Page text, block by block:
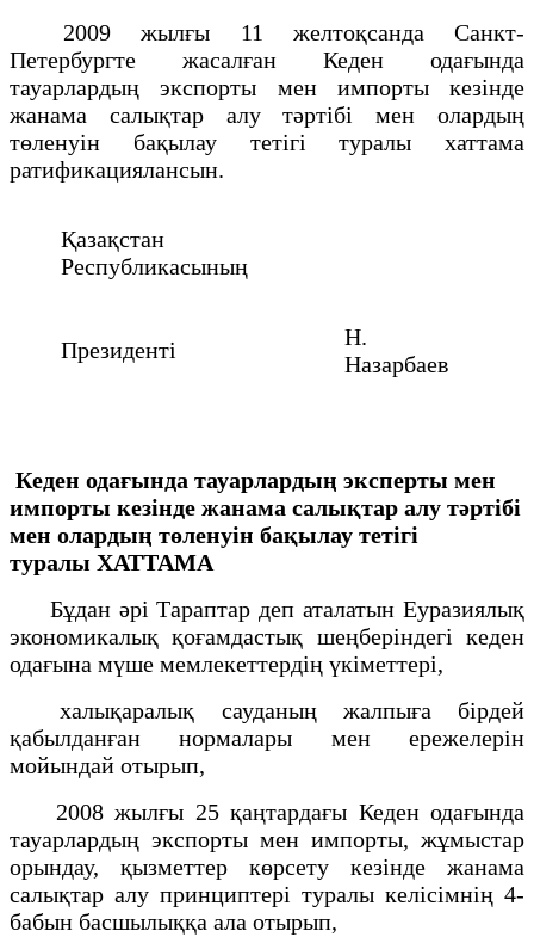
2009 жылғы 11 желтоқсанда Санкт-
Петербургте жасалған Кеден одағында
тауарлардың экспорты мен импорты кезінде
жанама салықтар алу тәртібі мен олардың
төленуін бақылау тетігі туралы хаттама
ратификациялансын.
Қазақстан
Республикасының
Президенті
Н.
Назарбаев
Кеден одағында тауарлардың эксперты мен
импорты кезінде жанама салықтар алу тәртібі
мен олардың төленуін бақылау тетігі
туралы ХАТТАМА
Бұдан әрі Тараптар деп аталатын Еуразиялық
экономикалық қоғамдастық шеңберіндегі кеден
одағына мүше мемлекеттердің үкіметтері,
халықаралық сауданың жалпыға бірдей
қабылданған нормалары мен ережелерін
мойындай отырып,
2008 жылғы 25 қаңтардағы Кеден одағында
тауарлардың экспорты мен импорты, жұмыстар
орындау, қызметтер көрсету кезінде жанама
салықтар алу принциптері туралы келісімнің 4-
бабын басшылыққа ала отырып,